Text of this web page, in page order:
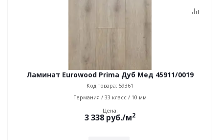
Ламинат Eurowood Prima Дуб Мед 45911/0019
Код товара: 59361
Германия / 33 класс / 10 мм
Цена:
3 338 руб./м2